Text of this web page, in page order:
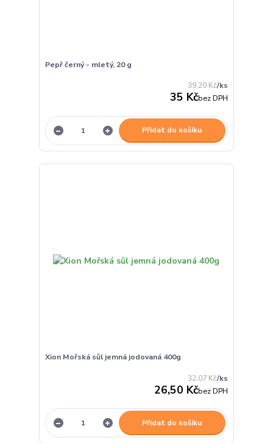
Pepř černý - mletý, 20 g
39,20 Kč/ks
35 Kčbez DPH
Přidat do košíku
Xion Mořská sůl jemná jodovaná 400g
32,07 Kč/ks
26,50 Kčbez DPH
Přidat do košíku